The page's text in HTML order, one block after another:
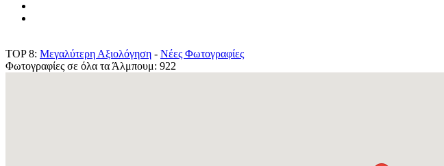
TOP 8: Μεγαλύτερη Αξιολόγηση - Νέες Φωτογραφίες
Φωτογραφίες σε όλα τα Άλμπουμ: 922